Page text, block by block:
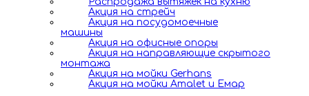
Акция на стрейч
Акция на посудомоечные
машины
Акция на офисные опоры
Акция на направляющие скрытого
монтажа
Акция на мойки Gerhans
Акция на мойки Amalet и Емар